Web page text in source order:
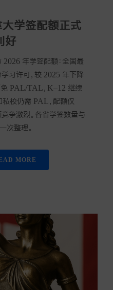
学签配额正式
好
年学签配额：全国最
习许可，较 2025 年下降
免 PAL/TAL，K–12 继续
私校仍需 PAL，配额仅
争激烈。各省学签数量与
次整理。
MORE